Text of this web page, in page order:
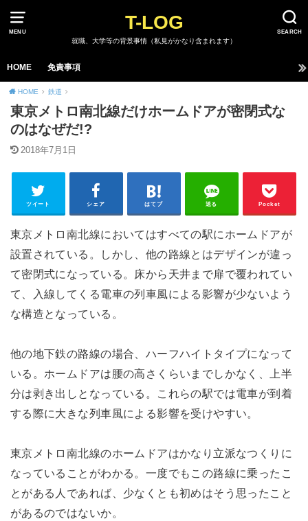
MENU SEARCH
T-LOG
就職、大学等の背景事情（私見がかなり含まれます）
HOME 免責事項
HOME 鉄道
東京メトロ南北線だけホームドアが密閉式な
のはなぜだ!?
2018年7月1日
ツイート シェア はてブ 送る Pocket
東京メトロ南北線においてはすべての駅にホームドアが
設置されている。しかし、他の路線とはデザインが違っ
て密閉式になっている。床から天井まで扉で覆われてい
て、入線してくる電車の列車風による影響が少ないよう
な構造となっている。
他の地下鉄の路線の場合、ハーフハイトタイプになって
いる。ホームドアは腰の高さくらいまでしかなく、上半
分は剥き出しとなっている。これらの駅では電車が到着
する際に大きな列車風による影響を受けやすい。
東京メトロ南北線のホームドアはかなり立派なつくりに
なっていることがわかる。一度でもこの路線に乗ったこ
とがある人であれば、少なくとも初めはそう思ったこと
があるのではないか。